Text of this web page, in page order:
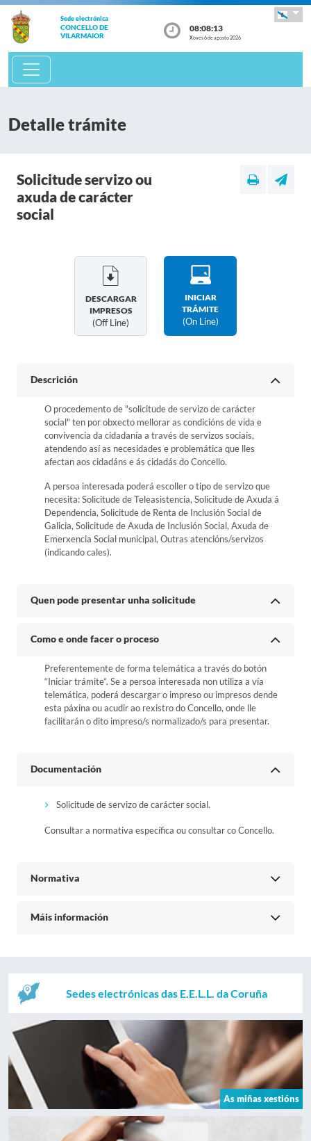
Sede electrónica
CONCELLO DE
VILARMAIOR
08:08:14
Xoves 6 de agosto 2026
Detalle trámite
Solicitude servizo ou
axuda de carácter
social
DESCARGAR
IMPRESOS
(off Line)
INICIAR
TRÁMITE
(on Line)
Descrición
O procedemento de "solicitude de servizo de carácter
social" ten por obxecto mellorar as condicións de vida e
convivencia da cidadanía a través de servizos sociais,
atendendo así as necesidades e problemática que lles
afectan aos cidadáns e ás cidadás do Concello.
A persoa interesada poderá escoller o tipo de servizo que
necesita: Solicitude de Teleasistencia, Solicitude de Axuda á
Dependencia, Solicitude de Renta de Inclusión Social de
Galicia, Solicitude de Axuda de Inclusión Social, Axuda de
Emerxencia Social municipal, Outras atencións/servizos
(indicando cales).
Quen pode presentar unha solicitude
Como e onde facer o proceso
Preferentemente de forma telemática a través do botón
“Iniciar trámite”. Se a persoa interesada non utiliza a vía
telemática, poderá descargar o impreso ou impresos dende
esta páxina ou acudir ao rexistro do Concello, onde lle
facilitarán o dito impreso/s normalizado/s para presentar.
Documentación
Solicitude de servizo de carácter social.
Consultar a normativa específica ou consultar co Concello.
Normativa
Máis información
Sedes electrónicas das E.E.L.L. da Coruña
As miñas xestións